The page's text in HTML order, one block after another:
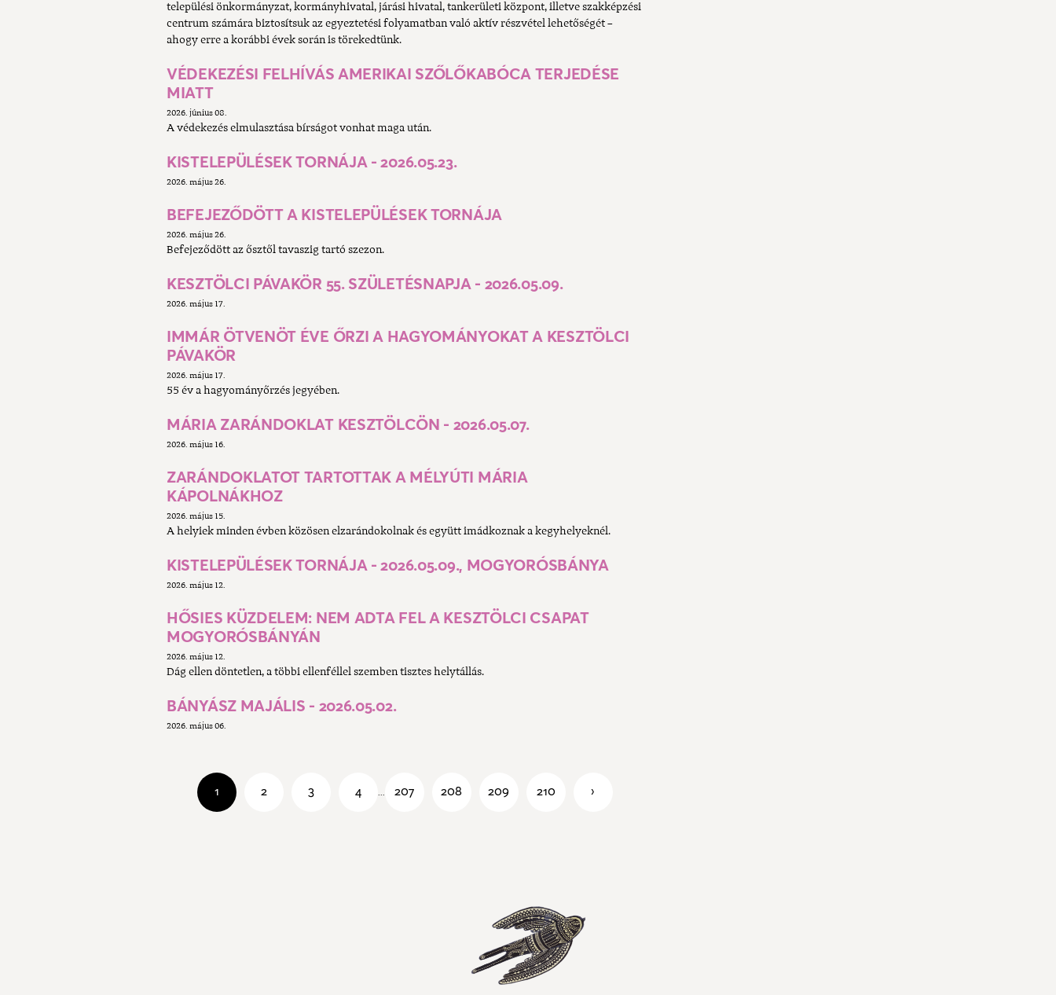
települési önkormányzat, kormányhivatal, járási hivatal, tankerületi központ, illetve szakképzési
centrum számára biztosítsuk az egyeztetési folyamatban való aktív részvétel lehetőségét –
ahogy erre a korábbi évek során is törekedtünk.
VÉDEKEZÉSI FELHÍVÁS AMERIKAI SZŐLŐKABÓCA TERJEDÉSE
MIATT
2026. június 08.
A védekezés elmulasztása bírságot vonhat maga után.
KISTELEPÜLÉSEK TORNÁJA - 2026.05.23.
2026. május 26.
BEFEJEZŐDÖTT A KISTELEPÜLÉSEK TORNÁJA
2026. május 26.
Befejeződött az ősztől tavaszig tartó szezon.
KESZTÖLCI PÁVAKÖR 55. SZÜLETÉSNAPJA - 2026.05.09.
2026. május 17.
IMMÁR ÖTVENÖT ÉVE ŐRZI A HAGYOMÁNYOKAT A KESZTÖLCI
PÁVAKÖR
2026. május 17.
55 év a hagyományőrzés jegyében.
MÁRIA ZARÁNDOKLAT KESZTÖLCÖN - 2026.05.07.
2026. május 16.
ZARÁNDOKLATOT TARTOTTAK A MÉLYÚTI MÁRIA
KÁPOLNÁKHOZ
2026. május 15.
A helyiek minden évben közösen elzarándokolnak és együtt imádkoznak a kegyhelyeknél.
KISTELEPÜLÉSEK TORNÁJA - 2026.05.09., MOGYORÓSBÁNYA
2026. május 12.
HŐSIES KÜZDELEM: NEM ADTA FEL A KESZTÖLCI CSAPAT
MOGYORÓSBÁNYÁN
2026. május 12.
Dág ellen döntetlen, a többi ellenféllel szemben tisztes helytállás.
BÁNYÁSZ MAJÁLIS - 2026.05.02.
2026. május 06.
1 2 3 4 ... 207 208 209 210 ›